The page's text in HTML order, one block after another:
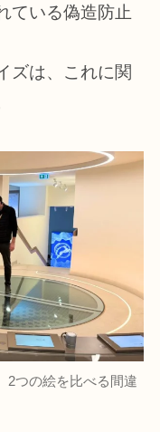
ている偽造防止
ズは、これに関
2つの絵を比べる間違